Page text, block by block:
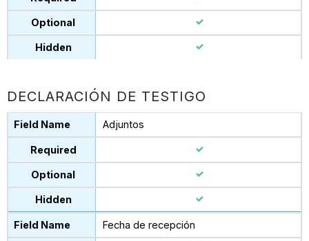
DECLARACIÓN DE TESTIGO
Adjuntos
Fecha de recepción